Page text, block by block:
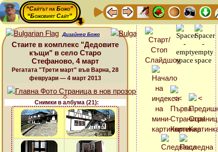
“Сайтът на Божо”
“Божовият Сайт”
Дизайнер Божо
Стаите в комплекс "Дедовите
къщи" в село Старо
Стефаново, 4 март
Регатата "Трети март" във Варна, 28
февруари — 4 март 2013
Снимки в албума (21):